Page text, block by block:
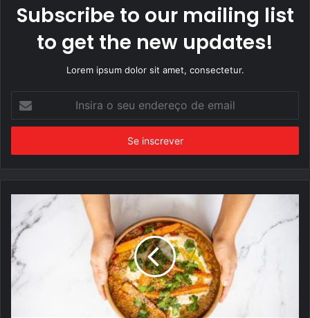
Subscribe to our mailing list
to get the new updates!
Lorem ipsum dolor sit amet, consectetur.
seu
de